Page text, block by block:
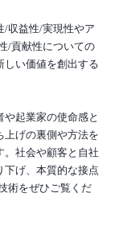
/収益性/実現性やア
/貢献性についての
しい価値を創出する
起業家の使命感と
上げの裏側や方法を
。社会や顧客と自社
下げ、本質的な接点
術をぜひご覧くだ